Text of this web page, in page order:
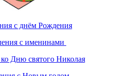
с днём Рождения
с именинами
ко Дню святого Николая